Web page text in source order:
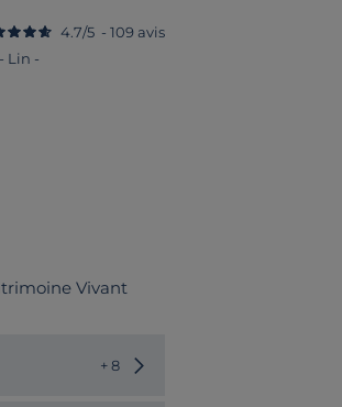
- Lin -
4.7/5 - 109 avis
Vivant
+ 8 Choisir une autre couleur